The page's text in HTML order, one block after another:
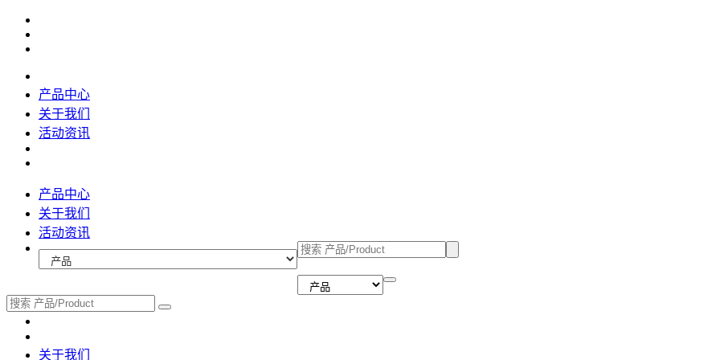
产品中心
关于我们
活动资讯
产品中心
关于我们
活动资讯
关于我们